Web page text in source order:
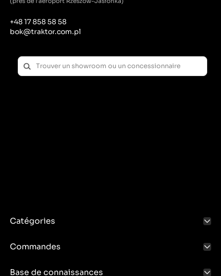
+48 17 858 58 58
bok@traktor.com.pl
Catégories
Commandes
Base de connaissances